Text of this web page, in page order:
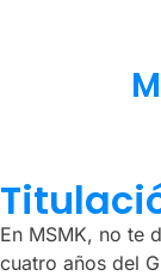
En MSMK, no te
cuatro años del